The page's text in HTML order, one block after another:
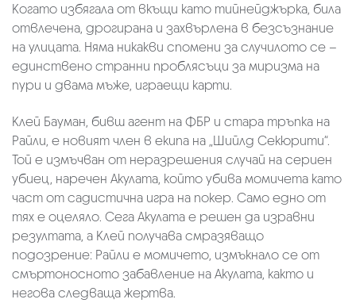
Когато избягала от вкъщи като тийнейджърка, била
отвлечена, дрогирана и захвърлена в безсъзнание
на улицата. Няма никакви спомени за случилото се –
единствено странни проблясъци за миризма на
пури и двама мъже, играещи карти.
Клей Бауман, бивш агент на ФБР и стара тръпка на
Райли, е новият член в екипа на „Шийлд Секюрити“.
Той е измъчван от неразрешения случай на сериен
убиец, наречен Акулата, който убива момичета като
част от садистична игра на покер. Само едно от
тях е оцеляло. Сега Акулата е решен да изравни
резултата, а Клей получава смразяващо
подозрение: Райли е момичето, измъкнало се от
смъртоносното забавление на Акулата, както и
негова следваща жертва.